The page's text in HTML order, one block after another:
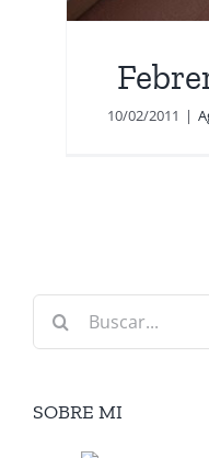
10/02/2011 |
Buscar:
SOBRE MI